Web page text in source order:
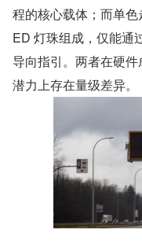
程的核心载体；而单
ED 灯珠组成，仅能通
导向指引。两者在硬
潜力上存在量级差异。